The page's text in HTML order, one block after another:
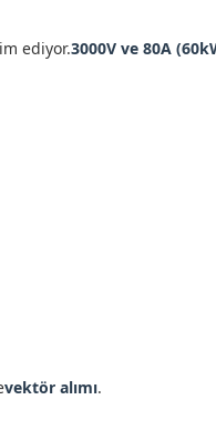
ediyor.3000V ve 80A
vektör alımı.